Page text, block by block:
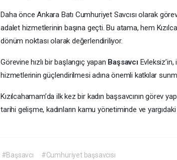
Daha önce Ankara Batı Cumhuriyet Savcısı olarak
adalet hizmetlerinin başına geçti. Bu atama, hem
dönüm noktası olarak değerlendiriliyor.
Görevine hızlı bir başlangıç yapan Başsavcı
hizmetlerinin güçlendirilmesi adına önemli katkılar
Kızılcahamam’da ilk kez bir kadın başsavcının görev
tarihi gelişme, kadınların kamu yönetiminde ve
#Başsavcı #Cumhuriyet başsavcısı